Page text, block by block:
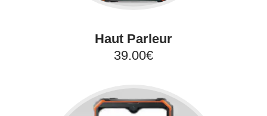
Haut Parleur
39.00€